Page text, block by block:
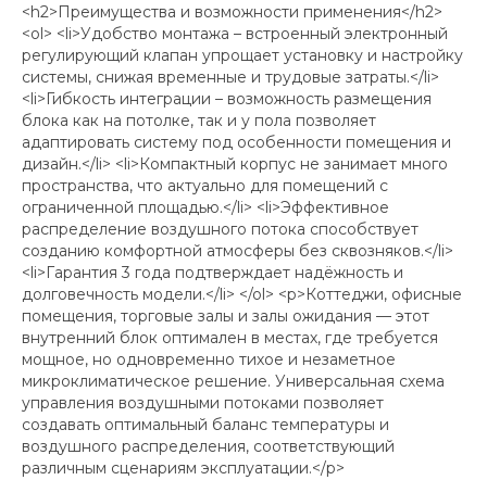
<h2>Преимущества и возможности применения</h2>
<ol> <li>Удобство монтажа – встроенный электронный
регулирующий клапан упрощает установку и настройку
системы, снижая временные и трудовые затраты.</li>
<li>Гибкость интеграции – возможность размещения
блока как на потолке, так и у пола позволяет
адаптировать систему под особенности помещения и
дизайн.</li> <li>Компактный корпус не занимает много
пространства, что актуально для помещений с
ограниченной площадью.</li> <li>Эффективное
распределение воздушного потока способствует
созданию комфортной атмосферы без сквозняков.</li>
<li>Гарантия 3 года подтверждает надёжность и
долговечность модели.</li> </ol> <p>Коттеджи, офисные
помещения, торговые залы и залы ожидания — этот
внутренний блок оптимален в местах, где требуется
мощное, но одновременно тихое и незаметное
микроклиматическое решение. Универсальная схема
управления воздушными потоками позволяет
создавать оптимальный баланс температуры и
воздушного распределения, соответствующий
различным сценариям эксплуатации.</p>